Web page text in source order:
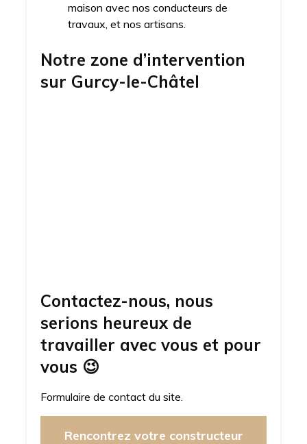
maison avec nos conducteurs de
travaux, et nos artisans.
Notre zone d’intervention
sur Gurcy-le-Châtel
Contactez-nous, nous
serions heureux de
travailler avec vous et pour
vous 😉
Formulaire de contact du site.
Rencontrez votre constructeur